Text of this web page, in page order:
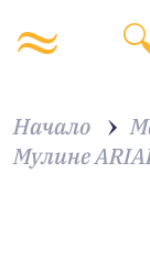
Начало
Мулине